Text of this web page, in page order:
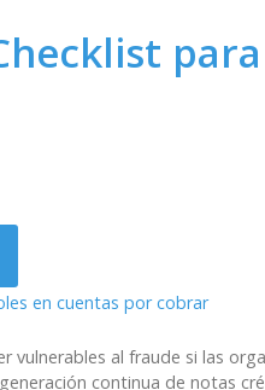
vulnerables al fraude si las
continua de notas